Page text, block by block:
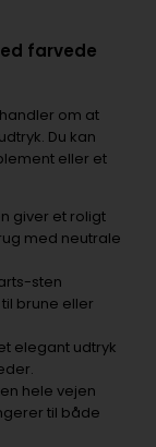
farvede
om at
Du kan
eller et
giver et roligt
med neutrale
sten
brune eller
elegant udtryk
hele vejen
til både